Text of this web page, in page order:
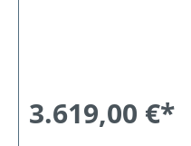
3.619,00 €*